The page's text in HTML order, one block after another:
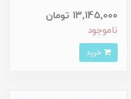
13,145,000 تومان
ناموجود